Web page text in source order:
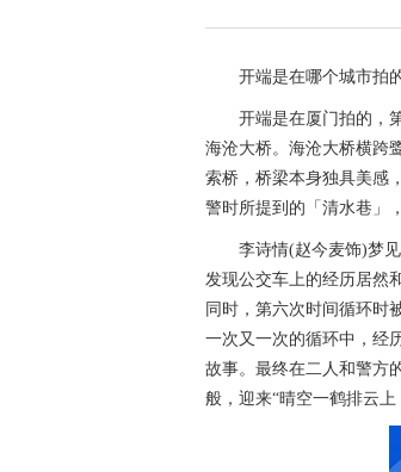
开端是在哪个城市拍
开端是在厦门拍的，
海沧大桥。海沧大桥横跨
索桥，桥梁本身独具美感
警时所提到的「清水巷」
李诗情(赵今麦饰)梦
发现公交车上的经历居然
同时，第六次时间循环时
一次又一次的循环中，经
故事。最终在二人和警方
般，迎来“晴空一鹤排云上